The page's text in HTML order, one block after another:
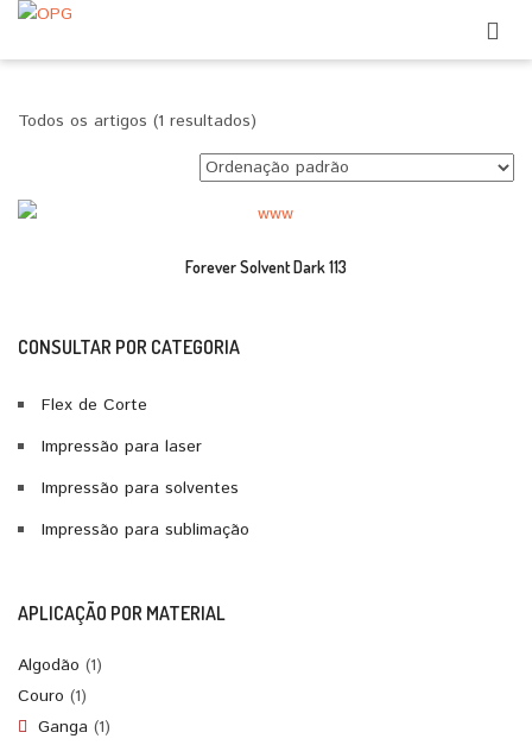
Todos os artigos (1 resultados)
Forever Solvent Dark 113
CONSULTAR POR CATEGORIA
Flex de Corte
Impressão para laser
Impressão para solventes
Impressão para sublimação
APLICAÇÃO POR MATERIAL
Algodão (1)
Couro (1)
Ganga (1)